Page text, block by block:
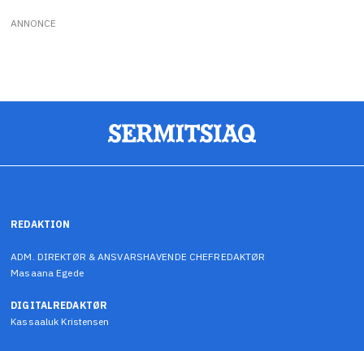
ANNONCE
REDAKTION
ADM. DIREKTØR & ANSVARSHAVENDE CHEFREDAKTØR
Masaana Egede
DIGITALREDAKTØR
Kassaaluk Kristensen